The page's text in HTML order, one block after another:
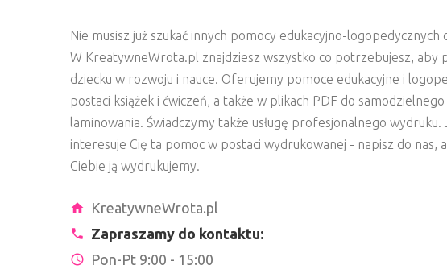
Nie musisz już szukać innych pomocy edukacyjno-logopedycznych
W KreatywneWrota.pl znajdziesz wszystko co potrzebujesz, aby
dziecku w rozwoju i nauce. Oferujemy pomoce edukacyjne i
postaci książek i ćwiczeń, a także w plikach PDF do
laminowania. Świadczymy także usługę profesjonalnego wydruku.
interesuje Cię ta pomoc w postaci wydrukowanej - napisz do nas,
Ciebie ją wydrukujemy.
KreatywneWrota.pl
Zapraszamy do kontaktu:
Pon-Pt 9:00 - 15:00